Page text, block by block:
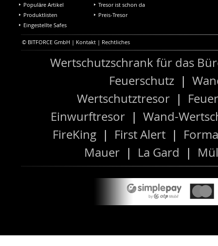
Populäre Artikel
Produktlisten
Eingestellte Safes
Tresor ist schon da
Preis-Tresor
© BITFORCE GmbH | Kontakt | Rechtliches
Wertschutzschrank für das
Feuerschutz |
Wertschutztresor|
Einwurftresor| Wand-
FireKing | First Alert |
Mauer | La Gard |